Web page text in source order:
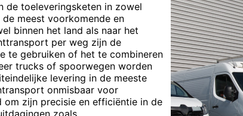
de toeleveringsketen in zowel
meest voorkomende en
binnen het land als naar het
per weg zijn de
te gebruiken of het te combineren
trucks of spoorwegen worden
levering in de meeste
onmisbaar voor
zijn precisie en efficiëntie in de
zoals